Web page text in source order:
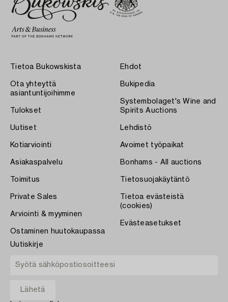
Tietoa Bukowskista
Ota yhteyttä
asiantuntijoihimme
Tulokset
Uutiset
Kotiarviointi
Asiakaspalvelu
Toimitus
Private Sales
Arviointi & myyminen
Ostaminen huutokaupassa
Ehdot
Bukipedia
Systembolaget's Wine and
Spirits Auctions
Lehdistö
Avoimet työpaikat
Bonhams - All auctions
Tietosuojakäytäntö
Tietoa evästeistä
(cookies)
Evästeasetukset
Uutiskirje